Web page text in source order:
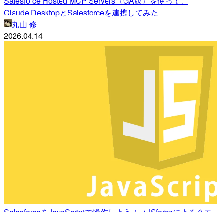
Claude DesktopとSalesforceを連携してみた
丸山 修
2026.04.14